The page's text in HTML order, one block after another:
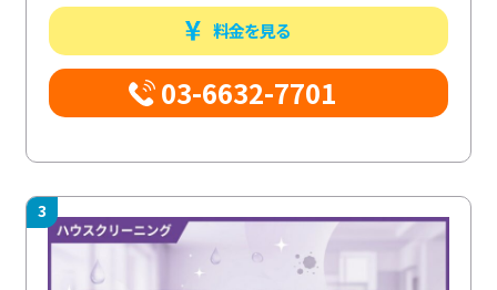
料金を見る
03-6632-7701
3